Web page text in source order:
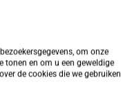
om onze
tonen en om u een geweldige
de cookies die we gebruiken